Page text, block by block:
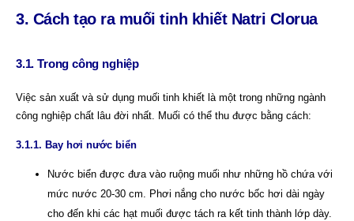
3. Cách tạo ra muối tinh khiết Natri Clorua
3.1. Trong công nghiệp
Việc sản xuất và sử dụng muối tinh khiết là một trong những ngành
công nghiệp chất lâu đời nhất. Muối có thể thu được bằng cách:
3.1.1. Bay hơi nước biển
Nước biển được đưa vào ruộng muối như những hồ chứa với
mức nước 20-30 cm. Phơi nắng cho nước bốc hơi dài ngày
cho đến khi các hạt muối được tách ra kết tinh thành lớp dày.